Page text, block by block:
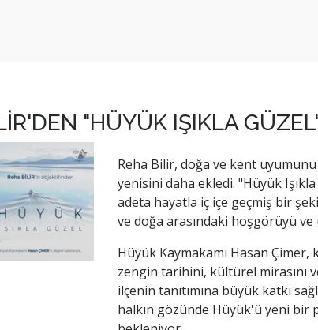
"HÜYÜK IŞIKLA
Reha Bilir, doğa ve kent
yenisini daha ekledi. "Hüyük
adeta hayatla iç içe geçmiş bir
ve doğa arasındaki hoşgörüyü ve
Hüyük Kaymakamı Hasan
zengin tarihini, kültürel mirasını
ilçenin tanıtımına büyük katkı
halkın gözünde Hüyük'ü yeni bir